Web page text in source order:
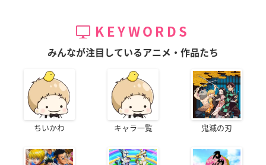
KEYWORDS
みんなが注目しているアニメ・作品たち
ちいかわ キャラ一覧 鬼滅の刃